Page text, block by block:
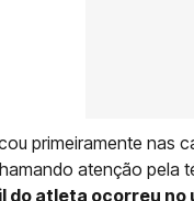
primeiramente nas
atenção pela
do atleta ocorreu no